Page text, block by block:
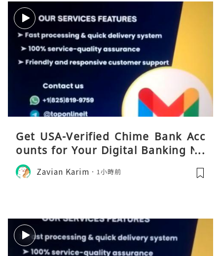
Get USA-Verified Chime Bank Acc
ounts for Your Digital Banking Ne
eds
Zavian Karim 1小時前